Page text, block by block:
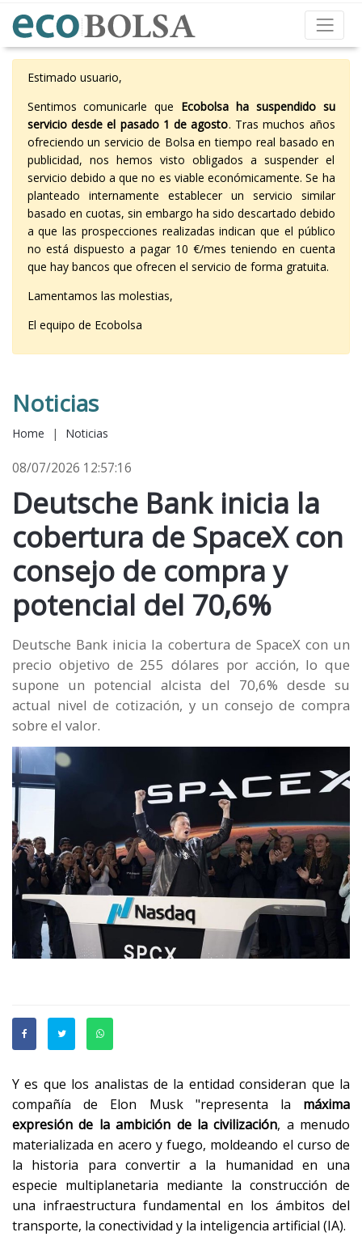
Estimado usuario,
Sentimos comunicarle que Ecobolsa ha suspendido su
servicio desde el pasado 1 de agosto. Tras muchos años
ofreciendo un servicio de Bolsa en tiempo real basado en
publicidad, nos hemos visto obligados a suspender el
servicio debido a que no es viable económicamente. Se ha
planteado internamente establecer un servicio similar
basado en cuotas, sin embargo ha sido descartado debido
a que las prospecciones realizadas indican que el público
no está dispuesto a pagar 10 €/mes teniendo en cuenta
que hay bancos que ofrecen el servicio de forma gratuita.
Lamentamos las molestias,
El equipo de Ecobolsa
Noticias
Home | Noticias
08/07/2026 12:57:16
Deutsche Bank inicia la
cobertura de SpaceX con
consejo de compra y
potencial del 70,6%
Deutsche Bank inicia la cobertura de SpaceX con un
precio objetivo de 255 dólares por acción, lo que
supone un potencial alcista del 70,6% desde su
actual nivel de cotización, y un consejo de compra
sobre el valor.
Y es que los analistas de la entidad consideran que la
compañía de Elon Musk "representa la máxima
expresión de la ambición de la civilización, a menudo
materializada en acero y fuego, moldeando el curso de
la historia para convertir a la humanidad en una
especie multiplanetaria mediante la construcción de
una infraestructura fundamental en los ámbitos del
transporte, la conectividad y la inteligencia artificial (IA).